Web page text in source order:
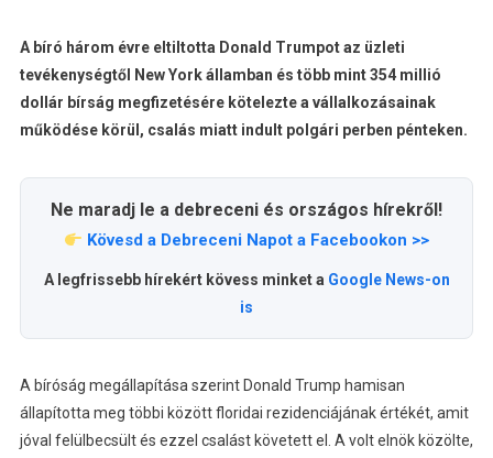
A bíró három évre eltiltotta Donald Trumpot az üzleti
tevékenységtől New York államban és több mint 354 millió
dollár bírság megfizetésére kötelezte a vállalkozásainak
működése körül, csalás miatt indult polgári perben pénteken.
Ne maradj le a debreceni és országos hírekről!
Kövesd a Debreceni Napot a Facebookon >>
A legfrissebb hírekért kövess minket a Google News-on
is
A bíróság megállapítása szerint Donald Trump hamisan
állapította meg többi között floridai rezidenciájának értékét, amit
jóval felülbecsült és ezzel csalást követett el. A volt elnök közölte,